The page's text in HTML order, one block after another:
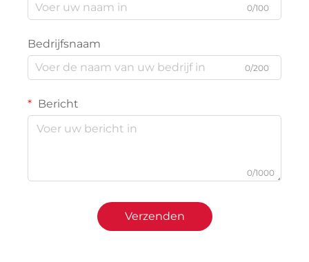
0/100
Bedrijfsnaam
0/200
Bericht
0/1000
Verzenden